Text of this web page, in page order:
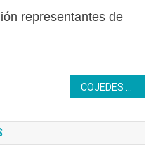
representantes de
COJEDES | Escuela de moda culmina formación de maquillaje básico con resultado positivo